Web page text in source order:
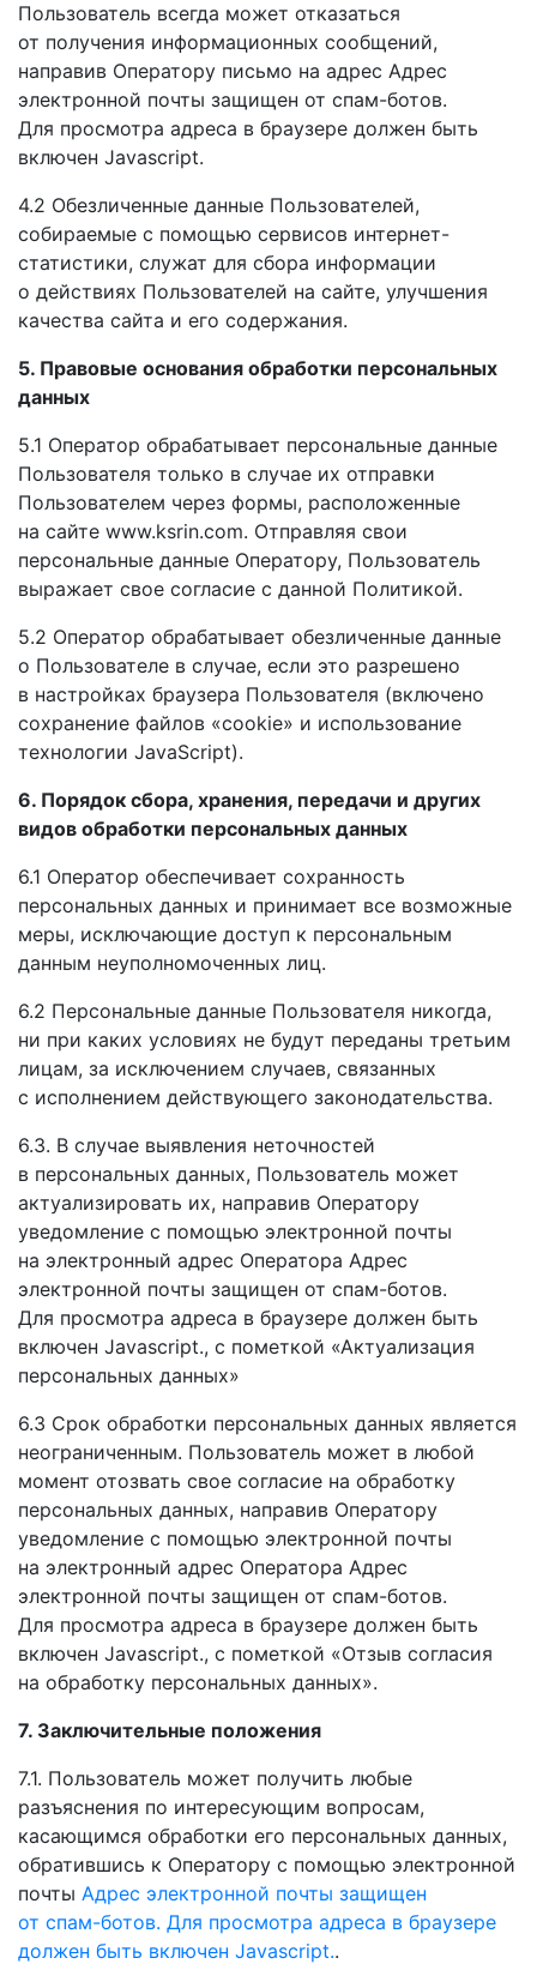
Пользователь всегда может отказаться
от получения информационных сообщений,
направив Оператору письмо на адрес Адрес
электронной почты защищен от спам-ботов.
Для просмотра адреса в браузере должен быть
включен Javascript.
4.2 Обезличенные данные Пользователей,
собираемые с помощью сервисов интернет-
статистики, служат для сбора информации
о действиях Пользователей на сайте, улучшения
качества сайта и его содержания.
5. Правовые основания обработки персональных
данных
5.1 Оператор обрабатывает персональные данные
Пользователя только в случае их отправки
Пользователем через формы, расположенные
на сайте www.ksrin.com. Отправляя свои
персональные данные Оператору, Пользователь
выражает свое согласие с данной Политикой.
5.2 Оператор обрабатывает обезличенные данные
о Пользователе в случае, если это разрешено
в настройках браузера Пользователя (включено
сохранение файлов «cookie» и использование
технологии JavaScript).
6. Порядок сбора, хранения, передачи и других
видов обработки персональных данных
6.1 Оператор обеспечивает сохранность
персональных данных и принимает все возможные
меры, исключающие доступ к персональным
данным неуполномоченных лиц.
6.2 Персональные данные Пользователя никогда,
ни при каких условиях не будут переданы третьим
лицам, за исключением случаев, связанных
с исполнением действующего законодательства.
6.3. В случае выявления неточностей
в персональных данных, Пользователь может
актуализировать их, направив Оператору
уведомление с помощью электронной почты
на электронный адрес Оператора Адрес
электронной почты защищен от спам-ботов.
Для просмотра адреса в браузере должен быть
включен Javascript., с пометкой «Актуализация
персональных данных»
6.3 Срок обработки персональных данных является
неограниченным. Пользователь может в любой
момент отозвать свое согласие на обработку
персональных данных, направив Оператору
уведомление с помощью электронной почты
на электронный адрес Оператора Адрес
электронной почты защищен от спам-ботов.
Для просмотра адреса в браузере должен быть
включен Javascript., с пометкой «Отзыв согласия
на обработку персональных данных».
7. Заключительные положения
7.1. Пользователь может получить любые
разъяснения по интересующим вопросам,
касающимся обработки его персональных данных,
обратившись к Оператору с помощью электронной
почты Адрес электронной почты защищен
от спам-ботов. Для просмотра адреса в браузере
должен быть включен Javascript..